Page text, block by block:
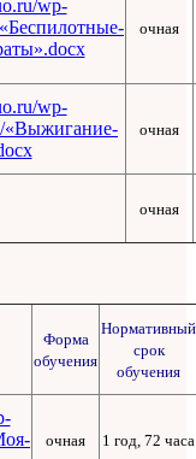
wp-
очная
wp-
«Выжигание-
очная
очная
Форма
обучения
Нормативный
срок
обучения
очная 1 год, 72 часа